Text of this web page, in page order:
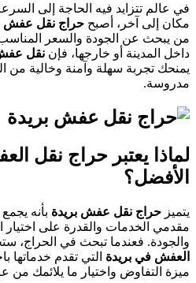
في عالم تتزايد فيه الحاجة إلى
مكان إلى آخر، أصبح حراج نقل عفش
من يبحث عن الجودة والسعر
داخل المدينة أو خارجها، فإن نقل
يمنحك تجربة سهلة وآمنة وخالية من
مدروسة.
لماذا يعتبر حراج نقل
الأفضل؟
يتميز حراج نقل عفش بريدة بأنه
مقدمي الخدمات والقدرة على
والجودة. فعندما تبحث في الحراج،
العفش في بريدة التي تقدم خدماتها
ميزة التفاوض واختيار ما يلائمك